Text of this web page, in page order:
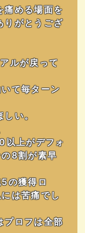
痛める場面を
りがとうござ
ルが戻って
て毎ターン
い。
以上がデフォ
8割が素早
の獲得ロ
は苦痛でし
プロフは全部